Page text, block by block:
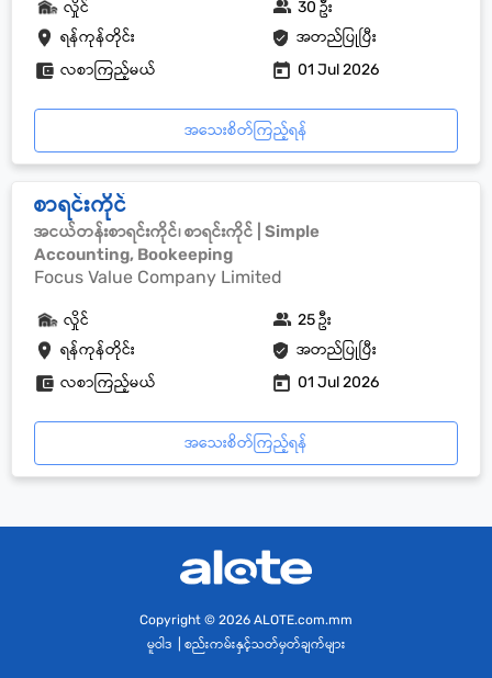
ရန်ကုန်တိုင်း အတည်ပြုပြီး
လှိုင် 30 ဦး
လစာကြည့်မယ် 01 Jul 2026
အသေးစိတ်ကြည့်ရန်
စာရင်းကိုင်
အငယ်တန်းစာရင်းကိုင်၊ စာရင်းကိုင် | Simple
Accounting, Bookeeping
Focus Value Company Limited
ရန်ကုန်တိုင်း အတည်ပြုပြီး
လှိုင် 25 ဦး
လစာကြည့်မယ် 01 Jul 2026
အသေးစိတ်ကြည့်ရန်
Copyright © 2026 ALOTE.com.mm
မူဝါဒ
စည်းကမ်းနှင့်သတ်မှတ်ချက်များ